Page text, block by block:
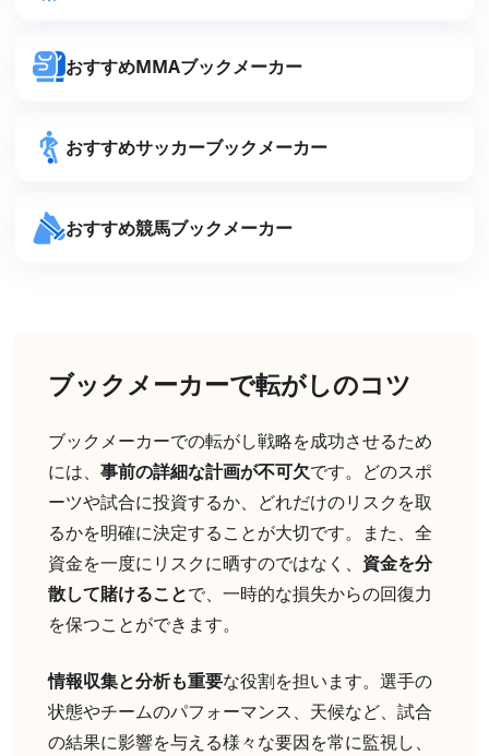
おすすめMMAブックメーカー
おすすめサッカーブックメーカー
おすすめ競馬ブックメーカー
ブックメーカーで転がしのコツ
ブックメーカーでの転がし戦略を成功させるため
には、 事前の詳細な計画が不可欠です。どのスポ
ーツや試合に投資するか、どれだけのリスクを取
るかを明確に決定することが大切です。また、全
資金を一度にリスクに晒すのではなく、 資金を分
散して賭けることで、一時的な損失からの回復力
を保つことができます。
情報収集と分析も重要な役割を担います。選手の
状態やチームのパフォーマンス、天候など、試合
の結果に影響を与える様々な要因を常に監視し、